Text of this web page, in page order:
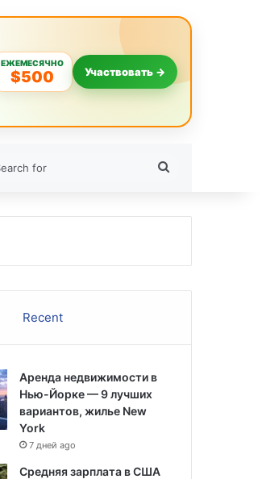
ЕЖЕМЕСЯЧНО
$500 Участвовать →
Recent
Аренда недвижимости в
Нью-Йорке — 9 лучших
вариантов, жилье New
York
7 дней ago
Средняя зарплата в США